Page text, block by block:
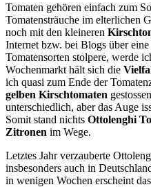
Tomaten gehören einfach zum
Tomatensträuche im elterlichen
noch mit den kleineren
Internet bzw. bei Blogs über
Tomatensorten stolpere, werde
Wochenmarkt hält sich die
ich quasi zum Ende der
gelben Kirschtomaten
unterschiedlich, aber das Auge
Somit stand nichts Ottolenghi
Zitronen im Wege.
Letztes Jahr verzauberte
insbesonders auch in
in wenigen Wochen erscheint